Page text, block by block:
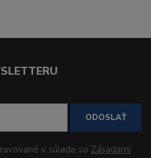
ODOSLAŤ
v súlade so Zásadami